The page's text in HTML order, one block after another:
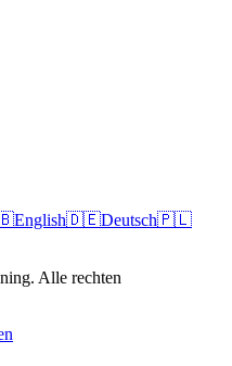
English🇩🇪Deutsch🇵🇱
Alle rechten